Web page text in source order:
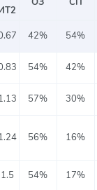
42% 54%
54% 42%
57% 30%
56% 16%
1.5 54% 17%